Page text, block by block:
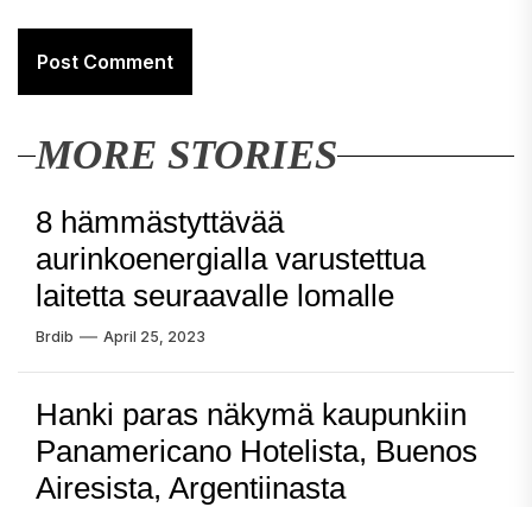
MORE STORIES
8 hämmästyttävää
aurinkoenergialla varustettua
laitetta seuraavalle lomalle
Brdib April 25, 2023
Hanki paras näkymä kaupunkiin
Panamericano Hotelista, Buenos
Airesista, Argentiinasta